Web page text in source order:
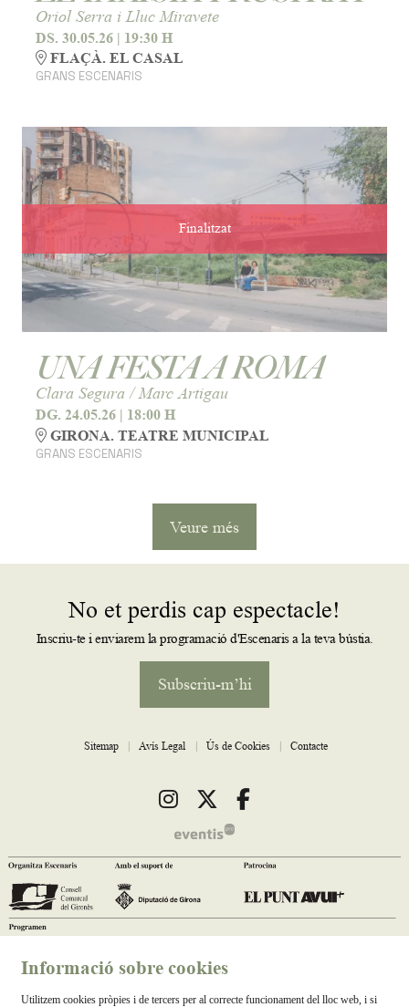
Oriol Serra i Lluc Miravete
DS. 30.05.26 | 19:30 H
FLAÇÀ. EL CASAL
GRANS ESCENARIS
Finalitzat
UNA FESTA A ROMA
Clara Segura / Marc Artigau
DG. 24.05.26 | 18:00 H
GIRONA. TEATRE MUNICIPAL
GRANS ESCENARIS
Veure més
No et perdis cap espectacle!
Inscriu-te i enviarem la programació d'Escenaris a la teva bústia.
Subscriu-m’hi
Sitemap | Avís Legal | Ús de Cookies | Contacte
Link a instagram
Link a twitter
Link a facebook
Informació sobre cookies
Utilitzem cookies pròpies i de tercers per al correcte funcionament del lloc web, i si